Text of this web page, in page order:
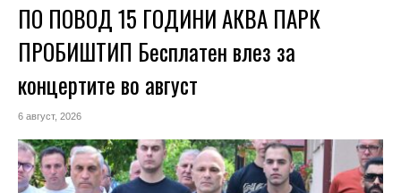
ПО ПОВОД 15 ГОДИНИ АКВА ПАРК
ПРОБИШТИП Бесплатен влез за
концертите во август
6 август, 2026